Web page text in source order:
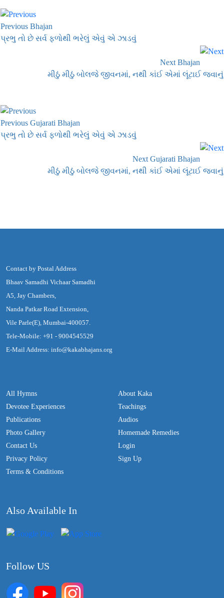
Previous Bhajan
પ્રભુ તો છે સર્વ ફળોથી ભરેલું એવું એ ઝાડવું
Next Bhajan
મીઠું મીઠું બોલજે જીવનમાં, નથી કાંઈ એમાં લૂંટાઈ જવાનું
Previous Gujarati Bhajan
પ્રભુ તો છે સર્વ ફળોથી ભરેલું એવું એ ઝાડવું
Next Gujarati Bhajan
મીઠું મીઠું બોલજે જીવનમાં, નથી કાંઈ એમાં લૂંટાઈ જવાનું
Contact by Postal Address
Bhaav Samadhi Vichaar Samadhi
A5, Jay Chambers,
Nanda Patkar Road Extension,
Vile Parle(E), Mumbai-400057.
Tele-Mobile: +91 - 9004545529
E-Mail Address: info@kakabhajans.org
All Hymns
Devotee Experiences
Publications
Photo Gallery
Contact Us
Privacy Policy
Terms & Conditions
About Kaka
Teachings
Audios
Homemade Remedies
Login
Sign Up
Also Available In
Follow US